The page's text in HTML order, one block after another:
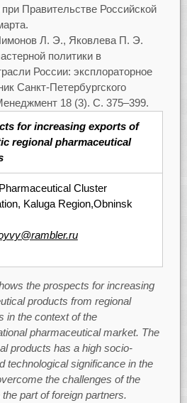
Правительстве Российской
Л. Э., Яковлева П. Э.
политики в
России: эксплораторное
Санкт-Петербургского
18 (3). С. 375–399.
for increasing exports of
regional pharmaceutical
Cluster
Kaluga Region,Obninsk
the prospects for increasing
products from regional
in the context of the
pharmaceutical market. The
products has a high socio-
technological significance in the
the challenges of the
part of foreign partners.